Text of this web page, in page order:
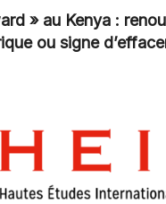
» au Kenya :
ou signe